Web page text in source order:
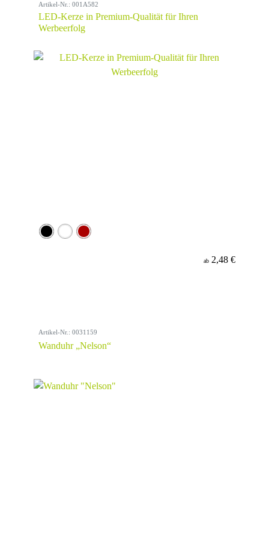
Artikel-Nr.: 001A582
LED-Kerze in Premium-Qualität für Ihren
Werbeerfolg
ab 2,48 €
Artikel-Nr.: 0031159
Wanduhr „Nelson“